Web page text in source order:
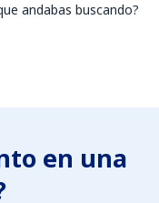
andabas buscando?
en una